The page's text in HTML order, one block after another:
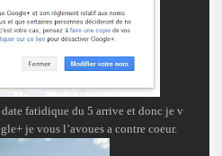
fatidique du 5 arrive et donc je v
je vous l’avoues acontre coeur.